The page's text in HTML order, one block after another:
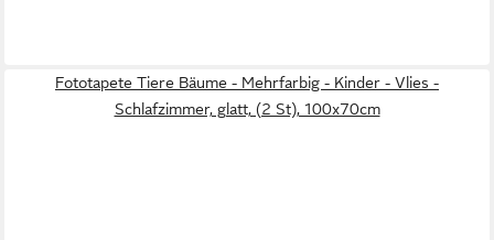
Fototapete Tiere Bäume - Mehrfarbig - Kinder - Vlies -
Schlafzimmer, glatt, (2 St), 100x70cm